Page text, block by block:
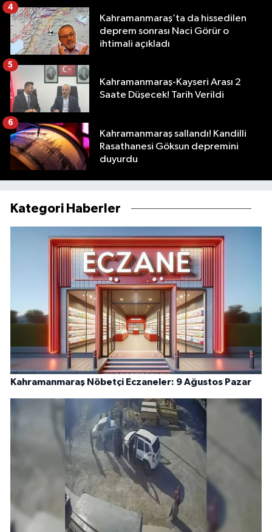
Kahramanmaraş’ta da hissedilen
deprem sonrası Naci Görür o
ihtimali açıkladı
4
Kahramanmaraş-Kayseri Arası 2
Saate Düşecek! Tarih Verildi
5
Kahramanmaraş sallandı! Kandilli
Rasathanesi Göksun depremini
duyurdu
6
Kategori Haberler
Kahramanmaraş Nöbetçi Eczaneler: 9 Ağustos Pazar